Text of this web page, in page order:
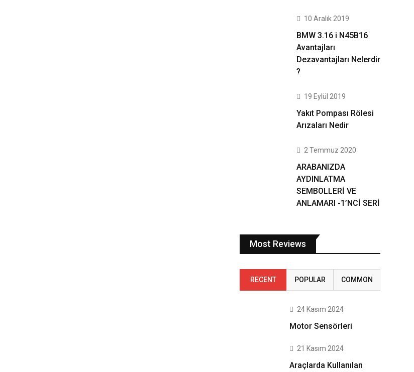
10 Aralık 2019
BMW 3.16 i N45B16
Avantajları
Dezavantajları Nelerdir
?
19 Eylül 2019
Yakıt Pompası Rölesi
Arızaları Nedir
2 Temmuz 2020
ARABANIZDA
AYDINLATMA
SEMBOLLERİ VE
ANLAMARI -1’NCİ SERİ
Most Reviews
RECENT POPULAR COMMON
24 Kasım 2024
Motor Sensörleri
21 Kasım 2024
Araçlarda Kullanılan